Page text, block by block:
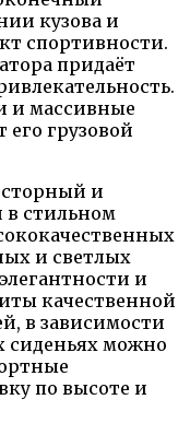
кузова и
спортивности.
придаёт
и массивные
грузовой
и
стильном
и светлых
и
качественной
в зависимости
сиденьях можно
по высоте и